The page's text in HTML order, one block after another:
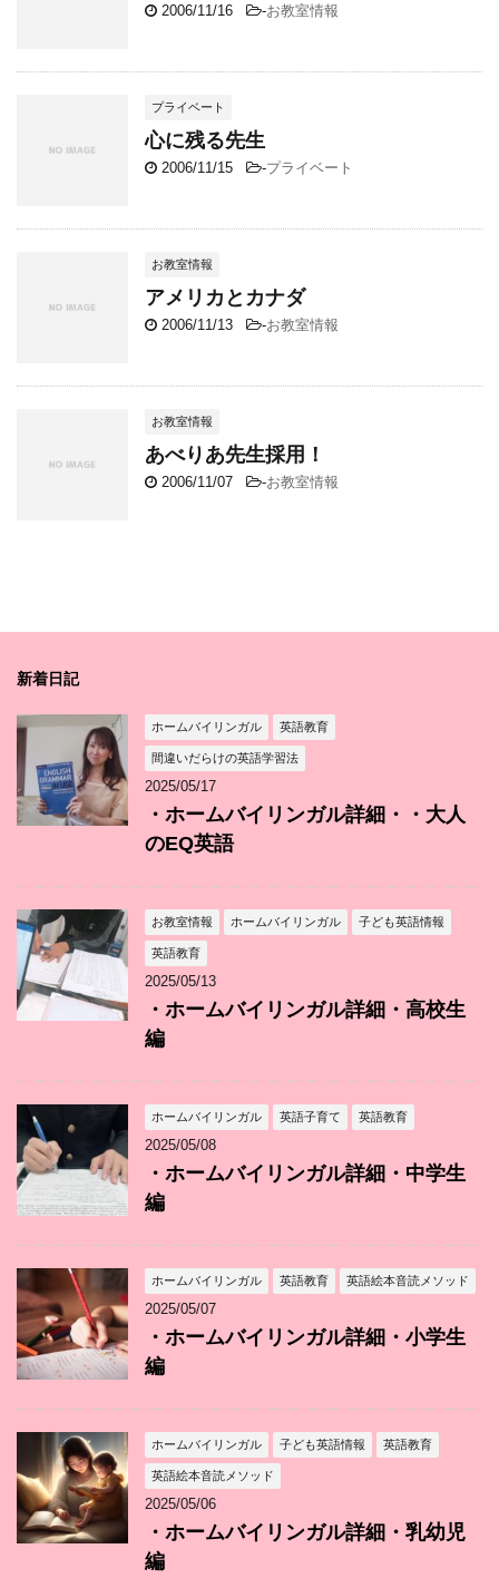
2006/11/16 -お教室情報
プライベート
心に残る先生
2006/11/15 -プライベート
お教室情報
アメリカとカナダ
2006/11/13 -お教室情報
お教室情報
あべりあ先生採用！
2006/11/07 -お教室情報
新着日記
ホームバイリンガル 英語教育
間違いだらけの英語学習法
2025/05/17
・ホームバイリンガル詳細・・大人
のEQ英語
お教室情報 ホームバイリンガル 子ども英語情報
英語教育
2025/05/13
・ホームバイリンガル詳細・高校生
編
ホームバイリンガル 英語子育て 英語教育
2025/05/08
・ホームバイリンガル詳細・中学生
編
ホームバイリンガル 英語教育 英語絵本音読メソッド
2025/05/07
・ホームバイリンガル詳細・小学生
編
ホームバイリンガル 子ども英語情報 英語教育
英語絵本音読メソッド
2025/05/06
・ホームバイリンガル詳細・乳幼児
編